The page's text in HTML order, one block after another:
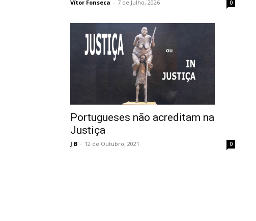
Vítor Fonseca - 7 de Julho, 2026 0
Portugueses não acreditam na
Justiça
J B - 12 de Outubro, 2021 0